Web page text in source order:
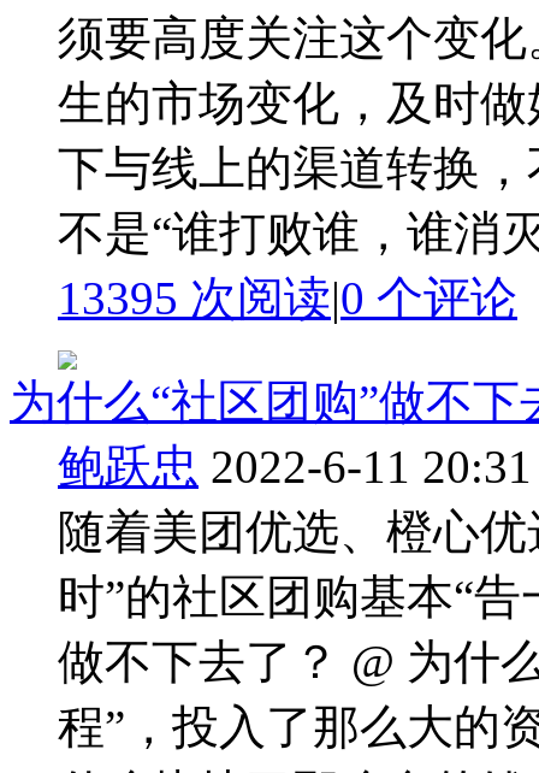
须要高度关注这个变
生的市场变化，及时
下与线上的渠道转换
不是“谁打败谁，谁消
13395 次阅读|0 个评论
为什么“社区团购”做不下
鲍跃忠 2022-6-11 20:31
随着美团优选、橙心
时”的社区团购基本“
做不下去了？ @ 为什
程”，投入了那么大的